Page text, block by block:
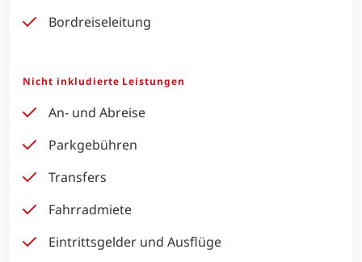
Bordreiseleitung
Nicht inkludierte Leistungen
An- und Abreise
Parkgebühren
Transfers
Fahrradmiete
Eintrittsgelder und Ausflüge